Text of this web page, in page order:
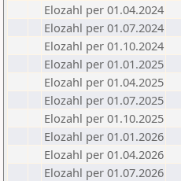
Elozahl per 01.04.2024
Elozahl per 01.07.2024
Elozahl per 01.10.2024
Elozahl per 01.01.2025
Elozahl per 01.04.2025
Elozahl per 01.07.2025
Elozahl per 01.10.2025
Elozahl per 01.01.2026
Elozahl per 01.04.2026
Elozahl per 01.07.2026